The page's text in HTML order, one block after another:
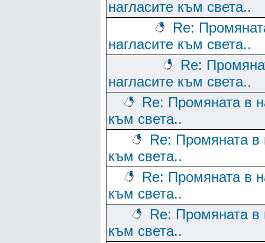
нагласите към света..
Re:
нагласите към света..
Re:
нагласите към света..
Re: Промяната в
към света..
Re: Промяната в
към света..
Re: Промяната в
към света..
Re: Промяната в
към света..